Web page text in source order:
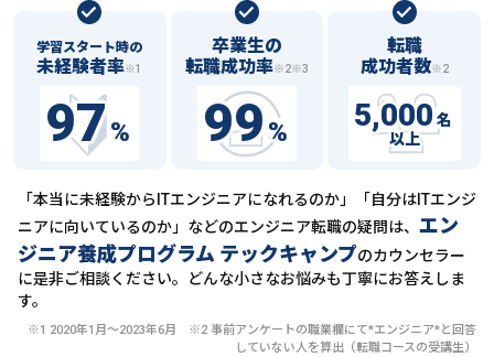
学習スタート時の
未経験者率※1
97%
卒業生の
転職成功率※2※3
99%
転職
成功者数※2
5,000 名
以上
「本当に未経験からITエンジニアになれるのか」「自分はITエンジ
ニアに向いているのか」などのエンジニア転職の疑問は、 エン
ジニア養成プログラム テックキャンプのカウンセラー
に是非ご相談ください。どんな小さなお悩みも丁寧にお答えしま
す。
※1 2020年1月〜2023年6月 ※2 事前アンケートの職業欄にて*エンジニア*と回答
していない人を算出（転職コースの受講生）